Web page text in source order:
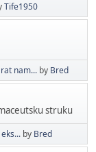
Tife1950
nam... by Bred
struku
by Bred